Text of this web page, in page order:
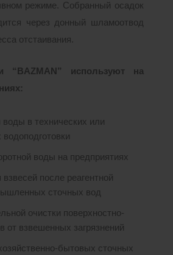
режиме. Собранный осадок
через донный шламоотвод
отстаивания.
“BAZMAN” используют на
воды в технических или
воды на предприятиях
после реагентной
сточных вод
очистки поверхностно-
от взвешенных загрязнений
бытовых сточных